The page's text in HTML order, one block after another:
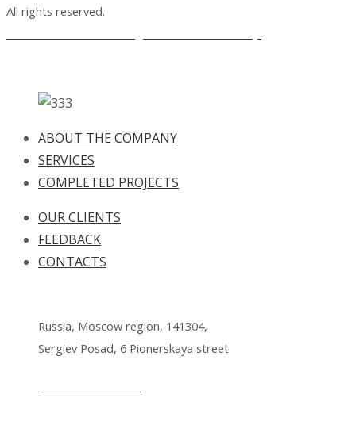
All rights reserved.
ABOUT THE COMPANY
SERVICES
COMPLETED PROJECTS
OUR CLIENTS
FEEDBACK
CONTACTS
Russia, Moscow region, 141304,
Sergiev Posad, 6 Pionerskaya street